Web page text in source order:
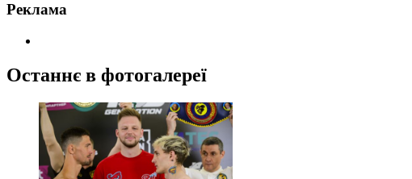
Реклама
Останнє в фотогалереї